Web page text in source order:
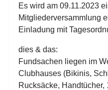
Es wird am 09.11.2023
Mitgliederversammlung
Einladung mit
dies & das:
Fundsachen liegen im
Clubhauses (Bikinis,
Rucksäcke,